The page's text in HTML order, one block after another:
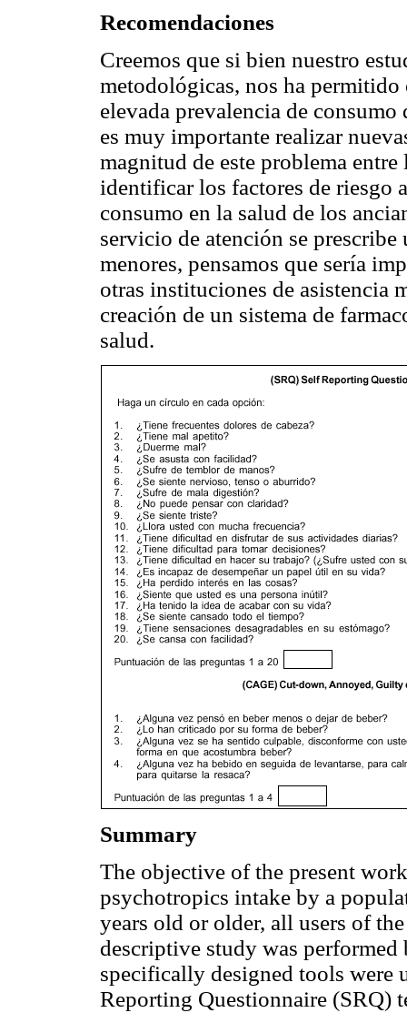
Recomendaciones
Creemos que si bien nuestro
metodológicas, nos ha permitido
elevada prevalencia de
es muy importante realizar
magnitud de este problema
identificar los factores de riesgo
consumo en la salud de los
servicio de atención se
menores, pensamos que sería
otras instituciones de asistencia
creación de un sistema de
salud.
Summary
The objective of the present
psychotropics intake by a
years old or older, all users of
descriptive study was performed
specifically designed tools were
Reporting Questionnaire (SRQ)